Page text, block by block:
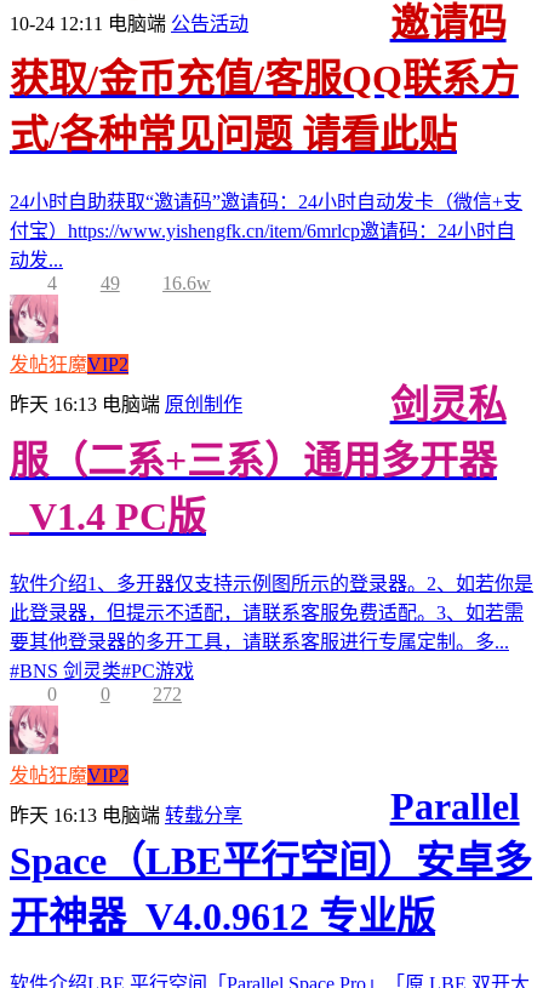
10-24 12:11 电脑端 公告活动
邀请码
获取/金币充值/客服QQ联系方
式/各种常见问题 请看此贴
24小时自助获取“邀请码”邀请码：24小时自动发卡（微信+支
付宝）https://www.yishengfk.cn/item/6mrlcp邀请码：24小时自
动发...
4
49 16.6w
发帖狂魔VIP2
昨天 16:13 电脑端 原创制作
剑灵私
服（二系+三系）通用多开器
_V1.4 PC版
软件介绍1、多开器仅支持示例图所示的登录器。2、如若你是
此登录器，但提示不适配，请联系客服免费适配。3、如若需
要其他登录器的多开工具，请联系客服进行专属定制。多...
#BNS 剑灵类#PC游戏
0
0 272
发帖狂魔VIP2
昨天 16:13 电脑端 转载分享
Parallel
Space（LBE平行空间）安卓多
开神器_V4.0.9612 专业版
软件介绍LBE 平行空间「Parallel Space Pro」「原 LBE 双开大